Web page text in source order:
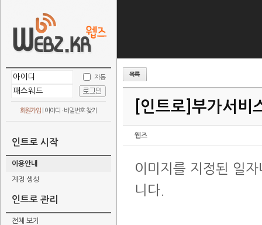
자동
회원가입 아이디 · 비밀번호 찾기
인트로 시작
이용안내
계정 생성
인트로 관리
전체 보기
[인트로] 부가서비
웹즈
이미지를 지정된 일
니다.